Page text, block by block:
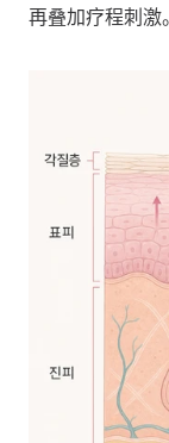
再叠加疗程刺激。